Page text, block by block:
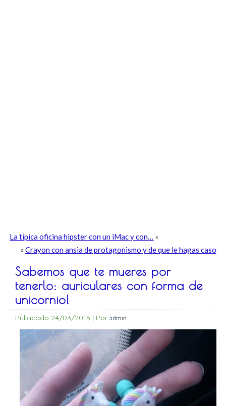
La típica oficina hipster con un iMac y con… »
« Crayon con ansia de protagonismo y de que le hagas caso
Sabemos que te mueres por
tenerlo: auriculares con forma de
unicornio!
Publicado 24/03/2015 | Por admin